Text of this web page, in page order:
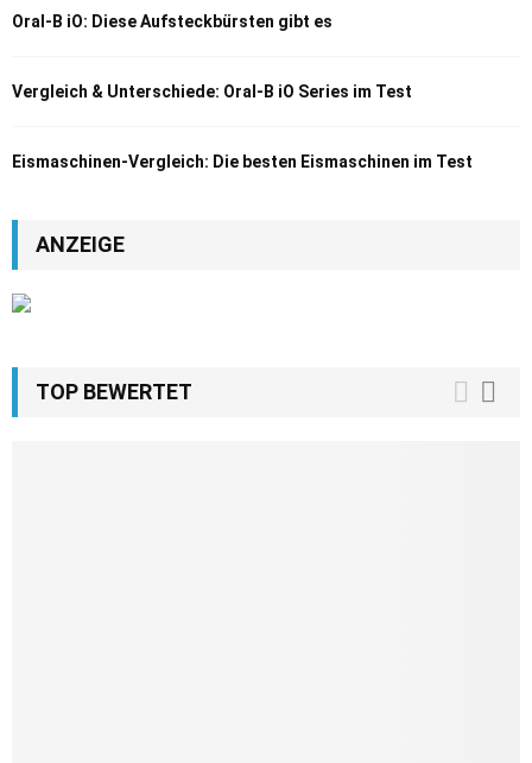
Oral-B iO: Diese Aufsteckbürsten gibt es
Vergleich & Unterschiede: Oral-B iO Series im Test
Eismaschinen-Vergleich: Die besten Eismaschinen im Test
ANZEIGE
TOP BEWERTET